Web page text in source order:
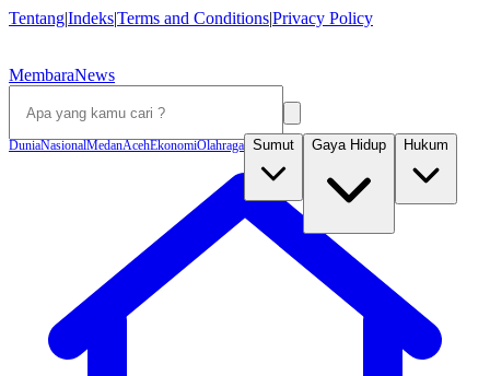
Tentang|Indeks|Terms and Conditions|Privacy Policy
MembaraNews
DuniaNasionalMedanAcehEkonomiOlahraga Sumut Gaya Hidup Hukum